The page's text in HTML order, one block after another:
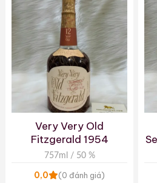
Very Very Old
Fitzgerald 1954
757ml / 50 %
0,0 (0 đánh giá)